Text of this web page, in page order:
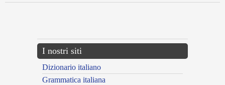
I nostri siti
Dizionario italiano
Grammatica italiana